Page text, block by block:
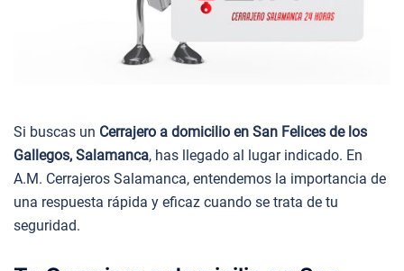
Si buscas un Cerrajero a domicilio en San Felices de los
Gallegos, Salamanca, has llegado al lugar indicado. En
A.M. Cerrajeros Salamanca, entendemos la importancia de
una respuesta rápida y eficaz cuando se trata de tu
seguridad.